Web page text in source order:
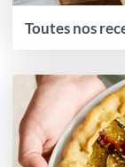
Toutes nos